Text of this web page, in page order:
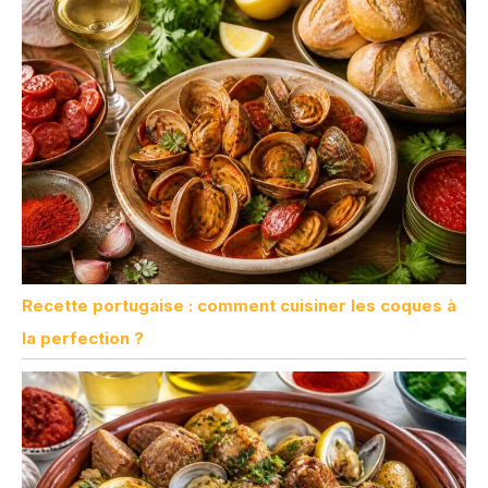
parfaits pour les
barbecues, les dîners et
les fêtes, la maison et la
cuisine. Vous pouvez
facilement utiliser tous
les types de viande,
comme le steak, le
poulet et la côtelette de
porc. Ces couteaux à
steak sont parfaits
comme cadeau. Si vous
cherchez un moyen
élégant et pratique de
famille, alors cet
ensemble de couteaux à
steak dentelés est votre
premier choix !
Recette portugaise : comment cuisiner les coques à
la perfection ?